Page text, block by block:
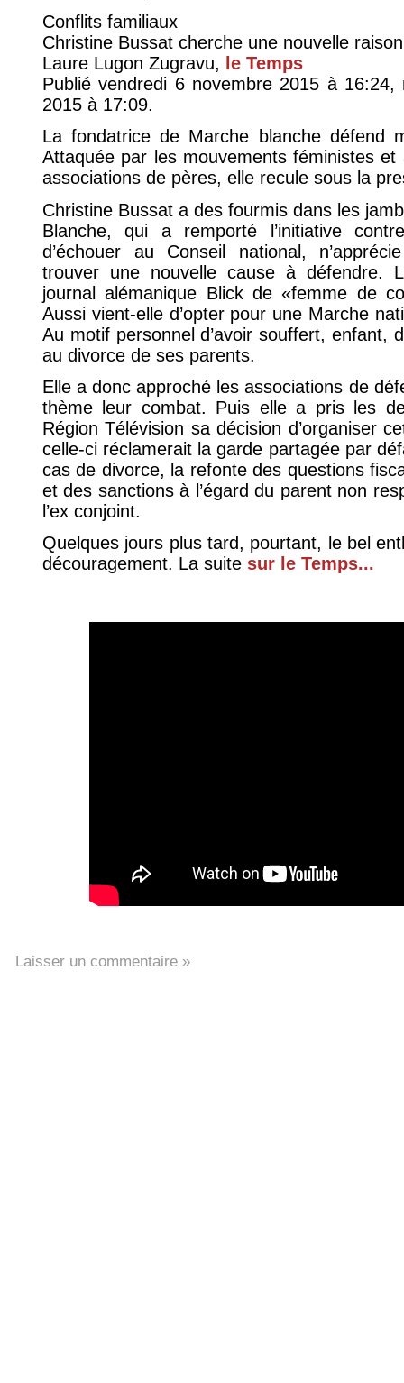
Conflits familiaux
Christine Bussat cherche une nouvelle
Laure Lugon Zugravu,
le Temps
Publié vendredi 6 novembre 2015 à
2015 à 17:09.
La fondatrice de Marche blanche défend
Attaquée par les mouvements féministes
associations de pères, elle recule sous la
Christine Bussat a des fourmis dans les
Blanche, qui a remporté l’initiative
d’échouer au Conseil national,
trouver une nouvelle cause à défendre.
journal alémanique Blick de «femme de
Aussi vient-elle d’opter pour une Marche
Au motif personnel d’avoir souffert, enfant,
au divorce de ses parents.
Elle a donc approché les associations de
thème leur combat. Puis elle a pris les
Région Télévision sa décision d’organiser
celle-ci réclamerait la garde partagée par
cas de divorce, la refonte des questions
et des sanctions à l’égard du parent non
l’ex conjoint.
Quelques jours plus tard, pourtant, le bel
découragement. La suite sur le Temps...
Laisser un commentaire »